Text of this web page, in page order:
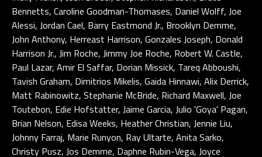
Bennetts, Caroline Goodman-Thomases, Daniel Wolff, Joe
Alessi, Jordan Cael, Barry Eastmond Jr., Brooklyn Demme,
John Anthony, Herreast Harrison, Gonzales Joseph, Donald
Harrison Jr., Jim Roche, Jimmy Joe Roche, Robert W. Castle,
Paul Lazar, Amir El Saffar, Dorian Missick, Tareq Abboushi,
Tavish Graham, Dimitrios Mikelis, Gaida Hinnawi, Alix Derrick,
Matt Rabinowitz, Stephanie McBride, Richard Maxwell, Joe
Toutebon, Edie Hofstatter, Jaime Garcia, Julio 'Goya' Pagan,
Brian Nelson, Edisa Weeks, Heather Christian, Jennie Liu,
Johnny Farraj, Marie Runyon, Ray Ultarte, Anita Sarko,
Christy Pusz, Jos Demme, Daphne Rubin-Vega, Joyce